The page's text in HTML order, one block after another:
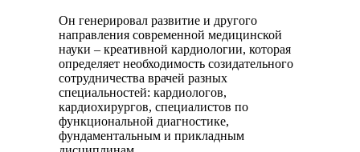
Он генерировал развитие и другого
направления современной медицинской
науки – креативной кардиологии, которая
определяет необходимость созидательного
сотрудничества врачей разных
специальностей: кардиологов,
кардиохирургов, специалистов по
функциональной диагностике,
фундаментальным и прикладным